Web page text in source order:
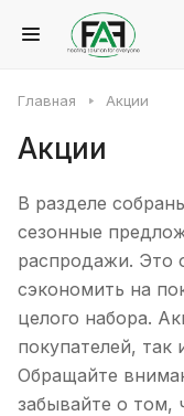
Главная Акции
Акции
В разделе
сезонные
распродажи. Это
сэкономить на
целого набора.
покупателей, так
Обращайте
забывайте о том,